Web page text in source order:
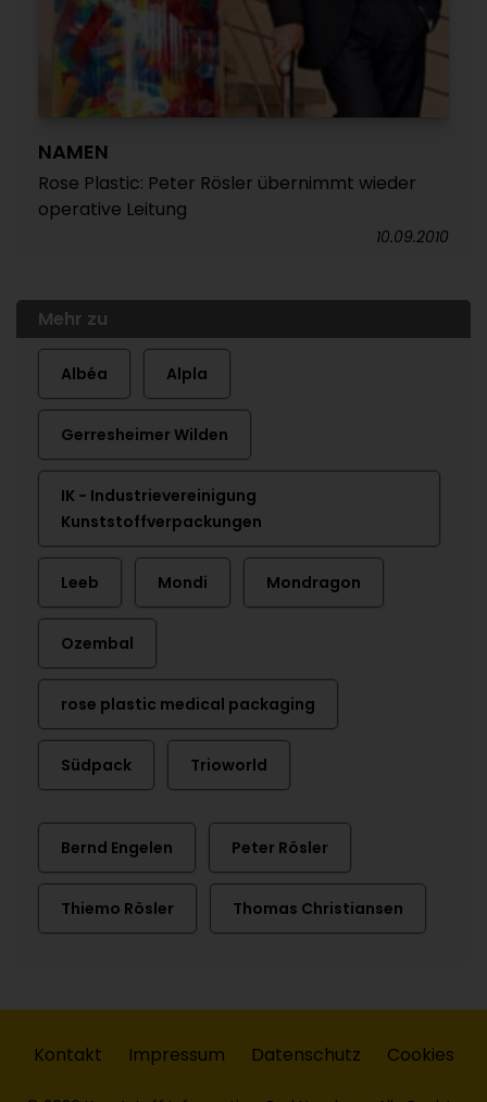
NAMEN
Rose Plastic: Peter Rösler übernimmt wieder
operative Leitung
10.09.2010
Mehr zu
Albéa Alpla
Gerresheimer Wilden
IK - Industrievereinigung
Kunststoffverpackungen
Leeb Mondi Mondragon
Ozembal
rose plastic medical packaging
Südpack Trioworld
Bernd Engelen Peter Rösler
Thiemo Rösler Thomas Christiansen
Kontakt Impressum Datenschutz Cookies